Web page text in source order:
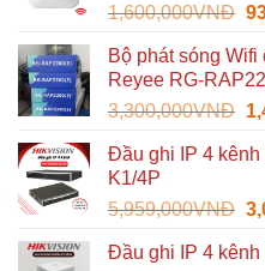
1,600,000VNĐ
là:
Bộ phát sóng
Reyee RG-
3,300,000VNĐ
là:
Đầu ghi IP 4
K1/4P
5,959,000VNĐ
là:
Đầu ghi IP 4